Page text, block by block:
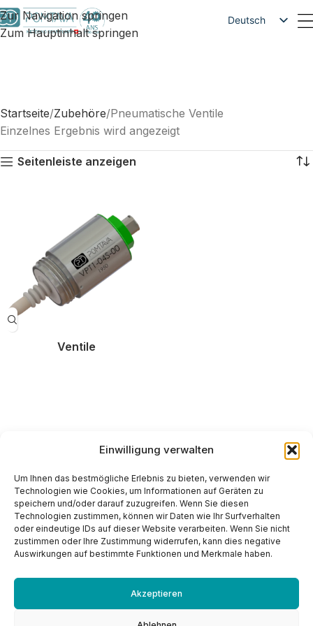
Einwilligung verwalten
Um Ihnen das bestmögliche Erlebnis zu bieten, verwenden wir
Technologien wie Cookies, um Informationen auf Geräten zu
speichern und/oder darauf zuzugreifen. Wenn Sie diesen
Technologien zustimmen, können wir Daten wie Ihr Surfverhalten
oder eindeutige IDs auf dieser Website verarbeiten. Wenn Sie nicht
zustimmen oder Ihre Zustimmung widerrufen, kann dies negative
Auswirkungen auf bestimmte Funktionen und Merkmale haben.
Akzeptieren
Zur Navigation springen
Zum Hauptinhalt springen
Deutsch
Startseite Zubehöre Pneumatische Ventile
Einzelnes Ergebnis wird angezeigt
Seitenleiste anzeigen
Ventile
2026 POMTAVA S.A. Nonceruz 2
CH - 2732 Reconvilier
+41 (0)32 481 15 14
info@pomtava.com